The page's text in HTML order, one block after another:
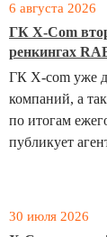
6 августа 2026
ГК X-Com
ренкингах
ГК X-com уже
компаний, а
по итогам
публикует
30 июля 2026